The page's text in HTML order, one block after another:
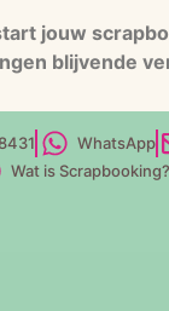
jouw
blijvende
WhatsApp
Wat is Scrapbooking?